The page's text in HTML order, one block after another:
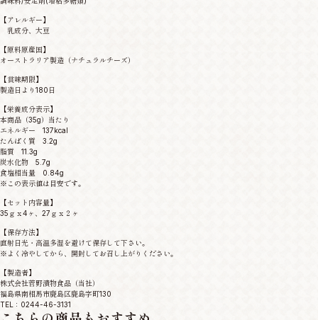
【アレルギー】
乳成分、大豆
【原料原産国】
オーストラリア製造（ナチュラルチーズ）
【賞味期限】
製造日より180日
【栄養成分表示】
本商品（35g）当たり
エネルギー 137kcal
たんぱく質 3.2g
脂質 11.3g
炭水化物 5.7g
食塩相当量 0.84g
※この表示値は目安です。
【セット内容量】
35ｇｘ4ヶ、27ｇｘ２ヶ
【保存方法】
直射日光・高温多湿を避けて保存して下さい。
※よく冷やしてから、開封してお召し上がりください。
【製造者】
株式会社菅野漬物食品（当社）
福島県南相馬市鹿島区鹿島字町130
TEL：0244-46-3131